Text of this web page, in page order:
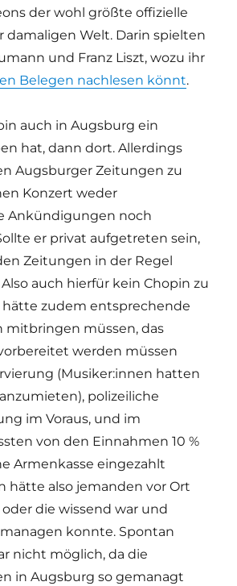
der wohl größte offizielle
damaligen Welt. Darin spielten
und Franz Liszt, wozu ihr
Belegen nachlesen könnt.
auch in Augsburg ein
hat, dann dort. Allerdings
Augsburger Zeitungen zu
Konzert weder
Ankündigungen noch
er privat aufgetreten sein,
Zeitungen in der Regel
auch hierfür kein Chopin zu
hätte zudem entsprechende
mitbringen müssen, das
werden müssen
(Musiker:innen hatten
polizeiliche
im Voraus, und im
von den Einnahmen 10 %
Armenkasse eingezahlt
hätte also jemanden vor Ort
die wissend war und
konnte. Spontan
nicht möglich, da die
in Augsburg so gemanagt